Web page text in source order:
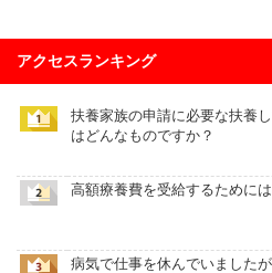
アクセスランキング
扶養家族の申請に必要な扶養
はどんなものですか？
高額療養費を受給するために
病気で仕事を休んでいました